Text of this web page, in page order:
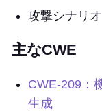
攻撃シナリ
主なCWE
CWE-209：
生成